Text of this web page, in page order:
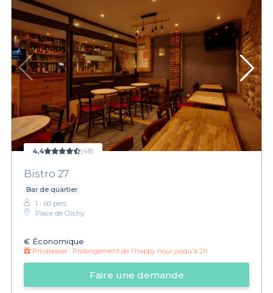
4,4 (48)
Bistro 27
Bar de quartier
1 - 60 pers.
Place de Clichy
€ Économique
Privateaser : Prolongement de l'happy hour jusqu'à 2h
Faire une demande